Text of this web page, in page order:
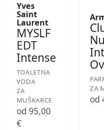
Yves
Saint
Laurent
MYSLF
EDT
Intense
TOALETNA
VODA
ZA
MUŠKARCE
od 95,00
€
ZA
od